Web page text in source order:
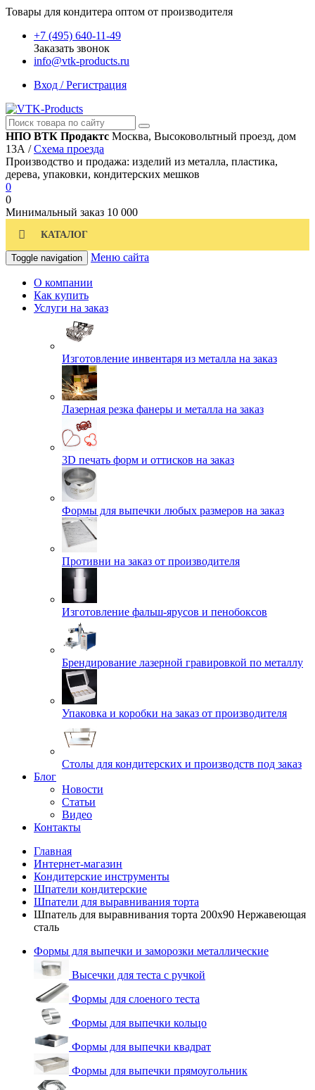
Товары для кондитера оптом от производителя
+7 (495) 640-11-49
Заказать звонок
info@vtk-products.ru
Вход / Регистрация
НПО ВТК Продактс Москва, Высоковольтный проезд, дом
13А /Схема проезда
Производство и продажа: изделий из металла, пластика,
дерева, упаковки, кондитерских мешков
0
0
Минимальный заказ 10 000
КАТАЛОГ
Toggle navigation Меню сайта
О компании
Как купить
Услуги на заказ
Изготовление инвентаря из металла на заказ
Лазерная резка фанеры и металла на заказ
3D печать форм и оттисков на заказ
Формы для выпечки любых размеров на заказ
Противни на заказ от производителя
Изготовление фальш-ярусов и пенобоксов
Брендирование лазерной гравировкой по металлу
Упаковка и коробки на заказ от производителя
Cтолы для кондитерских и производств под заказ
Блог
Новости
Статьи
Видео
Контакты
Главная
Интернет-магазин
Кондитерские инструменты
Шпатели кондитерские
Шпатели для выравнивания торта
Шпатель для выравнивания торта 200х90 Нержавеющая
сталь
Формы для выпечки и заморозки металлические
Высечки для теста с ручкой
Формы для слоеного теста
Формы для выпечки кольцо
Формы для выпечки квадрат
Формы для выпечки прямоугольник